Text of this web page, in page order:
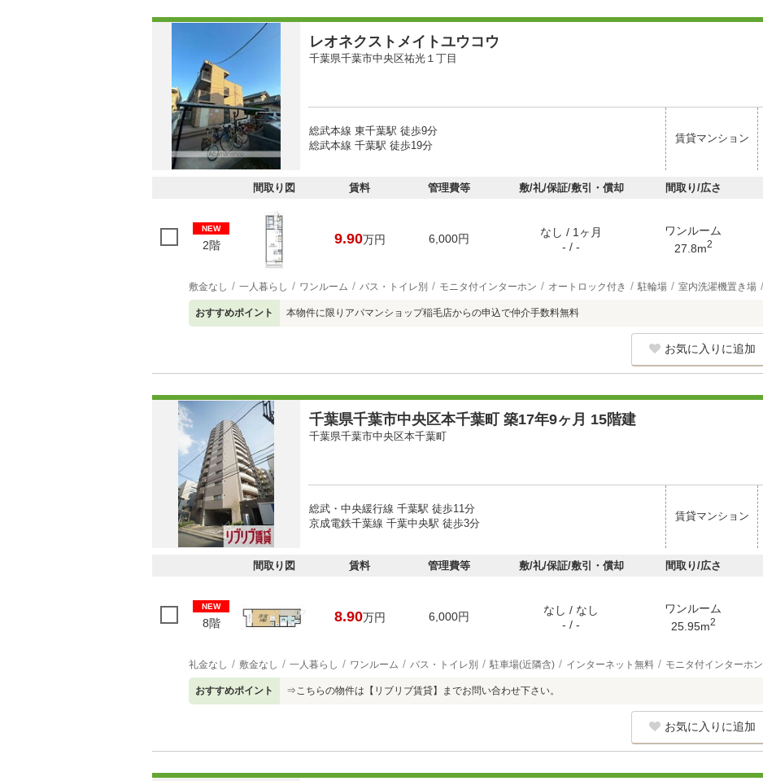
レオネクストメイトユウコウ
千葉県千葉市中央区祐光１丁目
総武本線 東千葉駅 徒歩9分
総武本線 千葉駅 徒歩19分
賃貸マンション
間取り図 賃料 管理費等 敷/礼/保証/敷引・償却 間取り/広さ
NEW
2階 9.90万円 6,000円
なし / 1ヶ月
- / -
ワンルーム
27.8m2
敷金なし 一人暮らし ワンルーム バス・トイレ別 モニタ付インターホン オートロック付き 駐輪場 室内洗濯機置き場
おすすめポイント 本物件に限りアパマンショップ稲毛店からの申込で仲介手数料無料
お気に入りに追加
千葉県千葉市中央区本千葉町 築17年9ヶ月 15階建
千葉県千葉市中央区本千葉町
総武・中央緩行線 千葉駅 徒歩11分
京成電鉄千葉線 千葉中央駅 徒歩3分
賃貸マンション
間取り図 賃料 管理費等 敷/礼/保証/敷引・償却 間取り/広さ
NEW
8階 8.90万円 6,000円
なし / なし
- / -
ワンルーム
25.95m2
礼金なし 敷金なし 一人暮らし ワンルーム バス・トイレ別 駐車場(近隣含) インターネット無料 モニタ付インターホン
おすすめポイント ⇒こちらの物件は【リブリブ賃貸】までお問い合わせ下さい。
お気に入りに追加